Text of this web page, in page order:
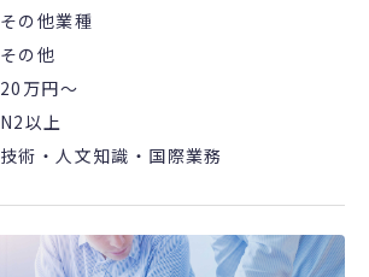
その他業種
その他
20万円〜
N2以上
技術・人文知識・国際業務